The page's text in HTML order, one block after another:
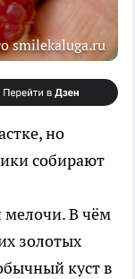
smilekaluga.ru
но
собирают
мелочи. В чём
золотых
куст в